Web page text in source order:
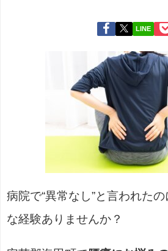
LINE
病院で“異常なし”と言われた
な経験ありませんか？